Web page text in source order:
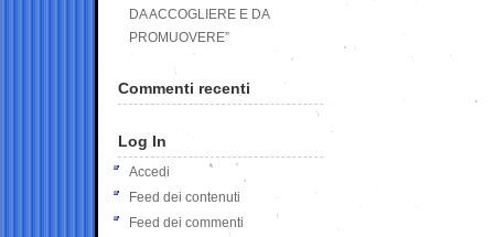
DA ACCOGLIERE E DA
PROMUOVERE”
Commenti recenti
Log In
Accedi
Feed dei contenuti
Feed dei commenti